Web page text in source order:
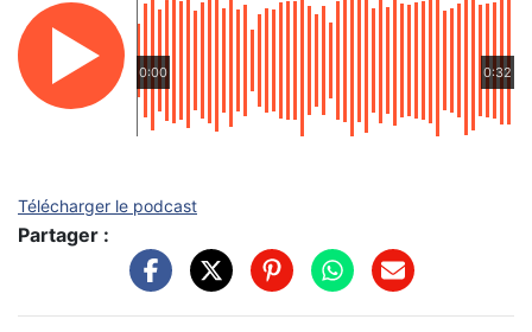
0:00 0:32
Télécharger le podcast
Partager :